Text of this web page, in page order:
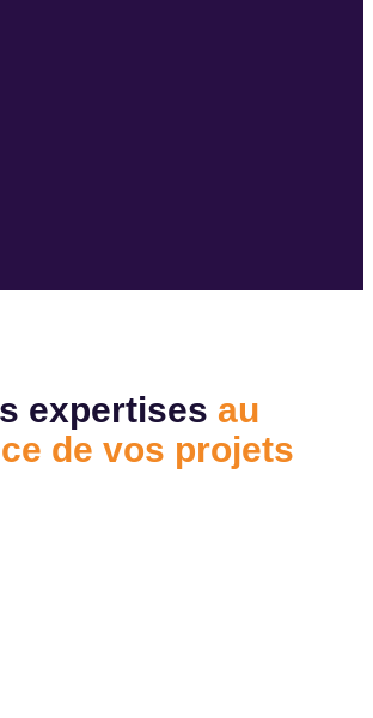
expertises au
de vos projets